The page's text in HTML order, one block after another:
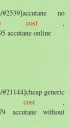
#2539]accutane no
cost ,
accutane online
generic
cost ,
accutane without